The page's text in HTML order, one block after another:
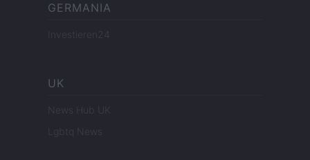
GERMANIA
Investieren24
UK
News Hub UK
Lgbtq News